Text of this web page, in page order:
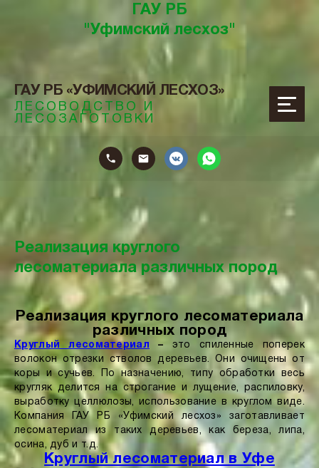
ГАУ РБ
"Уфимский лесхоз"
ГАУ РБ «УФИМСКИЙ ЛЕСХОЗ»
ЛЕСОВОДСТВО И
ЛЕСОЗАГОТОВКИ
Реализация круглого
лесоматериала различных пород
Реализация круглого лесоматериала
различных пород
Круглый лесоматериал – это спиленные поперек
волокон отрезки стволов деревьев. Они очищены от
коры и сучьев. По назначению, типу обработки весь
кругляк делится на строгание и лущение, распиловку,
выработку целлюлозы, использование в круглом виде.
Компания ГАУ РБ «Уфимский лесхоз» заготавливает
лесоматериал из таких деревьев, как береза, липа,
осина, дуб и т.д.
Круглый лесоматериал в Уфе